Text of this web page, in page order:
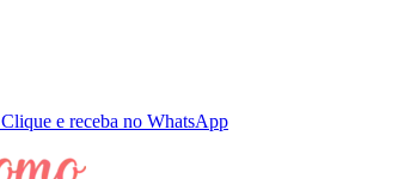
Clique e receba no WhatsApp